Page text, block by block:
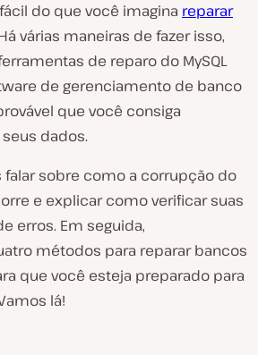
do que você imagina reparar
várias maneiras de fazer isso,
de reparo do MySQL
de gerenciamento de banco
que você consiga
dados.
falar sobre como a corrupção do
e explicar como verificar suas
erros. Em seguida,
métodos para reparar bancos
que você esteja preparado para
lá!